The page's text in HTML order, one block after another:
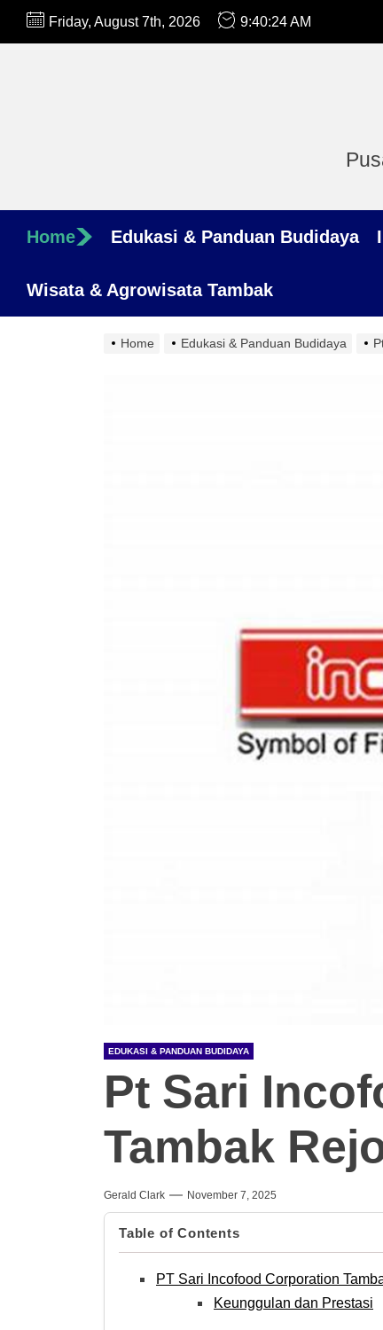
Skip
Friday, August 7th, 2026 9:40:25 AM
Home Edukasi & Panduan Budidaya
Wisata & Agrowisata Tambak
Home Edukasi & Panduan Budidaya
EDUKASI & PANDUAN BUDIDAYA
Pt Sari
Tambak
Gerald Clark November 7, 2025
Table of Contents
PT Sari Incofood Corporation
Keunggulan dan Prestasi